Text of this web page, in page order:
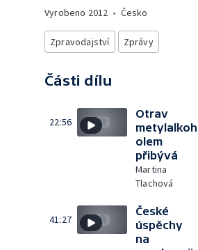
Vyrobeno 2012 • Česko
Zpravodajství Zprávy
Části dílu
22:56
Otrav
metylalkoh
olem
přibývá
Martina
Tlachová
41:27
České
úspěchy
na